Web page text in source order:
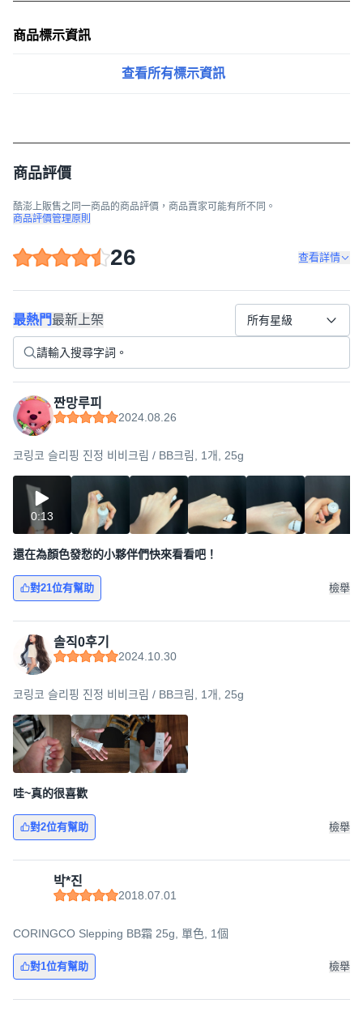
商品標示資訊
查看所有標示資訊
商品評價
酷澎上販售之同一商品的商品評價，商品賣家可能有所不同。
商品評價管理原則
26 查看詳情
最熱門最新上架 所有星級
짠망루피
2024.08.26
코링코 슬리핑 진정 비비크림 / BB크림, 1개, 25g
0:13
還在為顏色發愁的小夥伴們快來看看吧！
對21位有幫助 檢舉
솔직0후기
2024.10.30
코링코 슬리핑 진정 비비크림 / BB크림, 1개, 25g
哇~真的很喜歡
對2位有幫助 檢舉
박*진
2018.07.01
CORINGCO Slepping BB霜 25g, 單色, 1個
對1位有幫助 檢舉